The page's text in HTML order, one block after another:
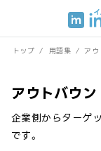
トップ / 用語集 / ア
アウトバウ
企業側からターゲ
です。